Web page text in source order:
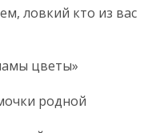
ловкий кто из вас
цветы»
родной